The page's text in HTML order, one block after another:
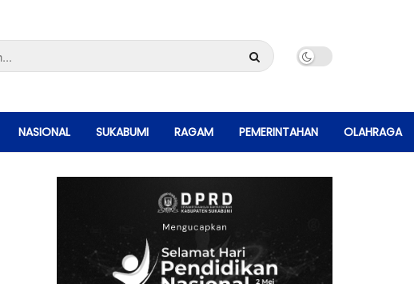
NASIONAL SUKABUMI RAGAM PEMERINTAHAN OLAHRAGA